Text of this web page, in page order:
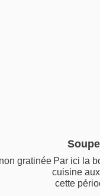
Par ici la
cuisine
cette